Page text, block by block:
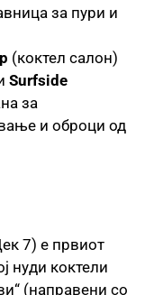
за пури и
(коктел салон)
Surfside
за
и оброци од
7) е првиот
нуди коктели
(направени со